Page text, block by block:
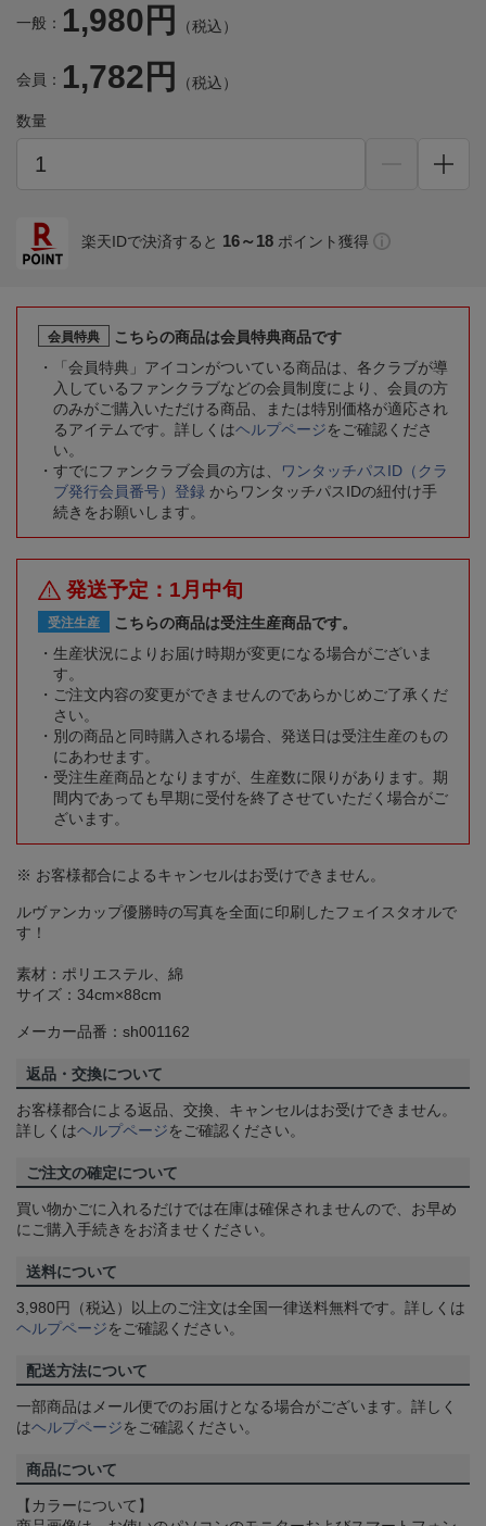
一般： 1,980円 （税込）
会員： 1,782円 （税込）
数量
楽天IDで決済すると 16～18 ポイント獲得
会員特典
こちらの商品は会員特典商品です
「会員特典」アイコンがついている商品は、各クラブが導
入しているファンクラブなどの会員制度により、会員の方
のみがご購入いただける商品、または特別価格が適応され
るアイテムです。詳しくはヘルプページをご確認くださ
い。
すでにファンクラブ会員の方は、
ワンタッチパスID（クラ
ブ発行会員番号）登録 からワンタッチパスIDの紐付け手
続きをお願いします。
発送予定：1月中旬
受注生産
こちらの商品は受注生産商品です。
生産状況によりお届け時期が変更になる場合がございま
す。
ご注文内容の変更ができませんのであらかじめご了承くだ
さい。
別の商品と同時購入される場合、発送日は受注生産のもの
にあわせます。
受注生産商品となりますが、生産数に限りがあります。期
間内であっても早期に受付を終了させていただく場合がご
ざいます。
※ お客様都合によるキャンセルはお受けできません。
ルヴァンカップ優勝時の写真を全面に印刷したフェイスタオルで
す！
素材：ポリエステル、綿
サイズ：34cm×88cm
メーカー品番：sh001162
返品・交換について
お客様都合による返品、交換、キャンセルはお受けできません。
詳しくはヘルプページをご確認ください。
ご注文の確定について
買い物かごに入れるだけでは在庫は確保されませんので、お早め
にご購入手続きをお済ませください。
送料について
3,980円（税込）以上のご注文は全国一律送料無料です。詳しくは
ヘルプページをご確認ください。
配送方法について
一部商品はメール便でのお届けとなる場合がございます。詳しく
はヘルプページをご確認ください。
商品について
【カラーについて】